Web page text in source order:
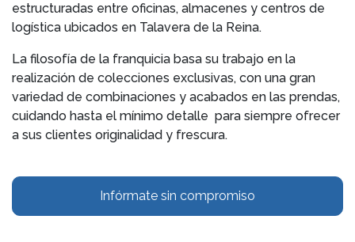
estructuradas entre oficinas, almacenes y centros de
logística ubicados en Talavera de la Reina.
La filosofía de la franquicia basa su trabajo en la
realización de colecciones exclusivas, con una gran
variedad de combinaciones y acabados en las prendas,
cuidando hasta el mínimo detalle para siempre ofrecer
a sus clientes originalidad y frescura.
Infórmate sin compromiso